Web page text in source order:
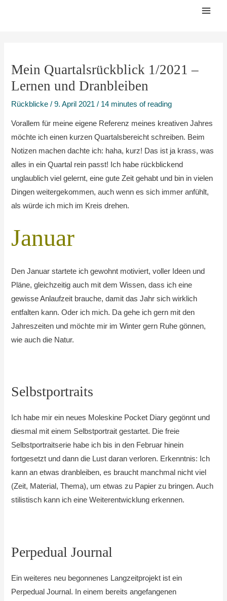
Mein Quartalsrückblick 1/2021 –
Lernen und Dranbleiben
Rückblicke /9. April 2021/ 14 minutes of reading
Vorallem für meine eigene Referenz meines kreativen Jahres
möchte ich einen kurzen Quartalsbereicht schreiben. Beim
Notizen machen dachte ich: haha, kurz! Das ist ja krass, was
alles in ein Quartal rein passt! Ich habe rückblickend
unglaublich viel gelernt, eine gute Zeit gehabt und bin in vielen
Dingen weitergekommen, auch wenn es sich immer anfühlt,
als würde ich mich im Kreis drehen.
Januar
Den Januar startete ich gewohnt motiviert, voller Ideen und
Pläne, gleichzeitig auch mit dem Wissen, dass ich eine
gewisse Anlaufzeit brauche, damit das Jahr sich wirklich
entfalten kann. Oder ich mich. Da gehe ich gern mit den
Jahreszeiten und möchte mir im Winter gern Ruhe gönnen,
wie auch die Natur.
Selbstportraits
Ich habe mir ein neues Moleskine Pocket Diary gegönnt und
diesmal mit einem Selbstportrait gestartet. Die freie
Selbstportraitserie habe ich bis in den Februar hinein
fortgesetzt und dann die Lust daran verloren. Erkenntnis: Ich
kann an etwas dranbleiben, es braucht manchmal nicht viel
(Zeit, Material, Thema), um etwas zu Papier zu bringen. Auch
stilistisch kann ich eine Weiterentwicklung erkennen.
Perpedual Journal
Ein weiteres neu begonnenes Langzeitprojekt ist ein
Perpedual Journal. In einem bereits angefangenen